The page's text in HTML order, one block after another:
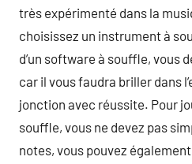
très expérimenté dans la
choisissez un instrument à
d’un software à souffle, vous
car il vous faudra briller dans
jonction avec réussite. Pour
souffle, vous ne devez pas
notes, vous pouvez